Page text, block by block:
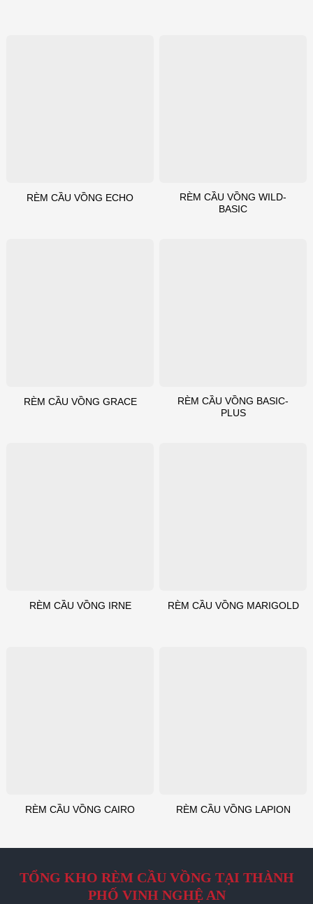
RÈM CẦU VỒNG ECHO
RÈM CẦU VỒNG WILD-
BASIC
RÈM CẦU VỒNG GRACE
RÈM CẦU VỒNG BASIC-
PLUS
RÈM CẦU VỒNG IRNE RÈM CẦU VỒNG MARIGOLD
RÈM CẦU VỒNG CAIRO RÈM CẦU VỒNG LAPION
TỔNG KHO RÈM CẦU VỒNG TẠI THÀNH
PHỐ VINH NGHỆ AN